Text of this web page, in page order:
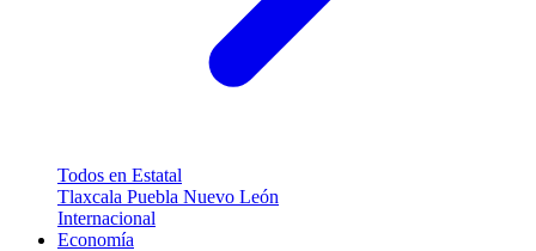
Todos en Estatal
Tlaxcala Puebla Nuevo León
Internacional
Economía